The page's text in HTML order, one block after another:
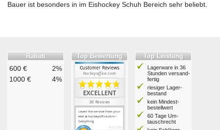
Bauer ist besonders in im Eishockey Schuh Bereich sehr beliebt.
Rabatt
600 €
2%
1000 €
4%
Top Bewertung Top Leistung
Lagerware in 36
Stunden ver­sand­
fertig
riesiger Lager­
bestand
kein Mindest­
bestell­wert
60 Tage Um­
tausch­recht